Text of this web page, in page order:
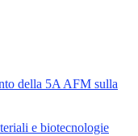
della 5A AFM sulla
e biotecnologie